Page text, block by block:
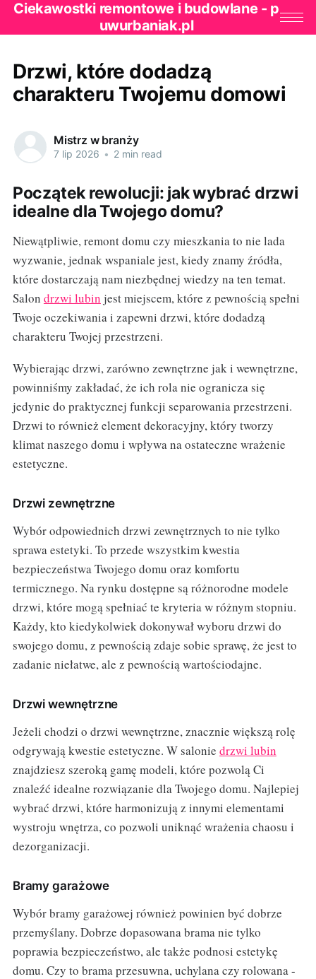
Ciekawostki remontowe i budowlane - p
uwurbaniak.pl
Drzwi, które dodadzą
charakteru Twojemu domowi
Mistrz w branży
7 lip 2026 • 2 min read
Początek rewolucji: jak wybrać drzwi
idealne dla Twojego domu?
Niewątpliwie, remont domu czy mieszkania to nie lada
wyzwanie, jednak wspaniale jest, kiedy znamy źródła,
które dostarczają nam niezbędnej wiedzy na ten temat.
Salon drzwi lubin jest miejscem, które z pewnością spełni
Twoje oczekiwania i zapewni drzwi, które dodadzą
charakteru Twojej przestrzeni.
Wybierając drzwi, zarówno zewnętrzne jak i wewnętrzne,
powinniśmy zakładać, że ich rola nie ogranicza się
jedynie do praktycznej funkcji separowania przestrzeni.
Drzwi to również element dekoracyjny, który tworzy
klimat naszego domu i wpływa na ostateczne wrażenie
estetyczne.
Drzwi zewnętrzne
Wybór odpowiednich drzwi zewnętrznych to nie tylko
sprawa estetyki. To przede wszystkim kwestia
bezpieczeństwa Twojego domu oraz komfortu
termicznego. Na rynku dostępne są różnorodne modele
drzwi, które mogą spełniać te kryteria w różnym stopniu.
Każdy, kto kiedykolwiek dokonywał wyboru drzwi do
swojego domu, z pewnością zdaje sobie sprawę, że jest to
zadanie niełatwe, ale z pewnością wartościodajne.
Drzwi wewnętrzne
Jeżeli chodzi o drzwi wewnętrzne, znacznie większą rolę
odgrywają kwestie estetyczne. W salonie drzwi lubin
znajdziesz szeroką gamę modeli, które pozwolą Ci
znaleźć idealne rozwiązanie dla Twojego domu. Najlepiej
wybrać drzwi, które harmonizują z innymi elementami
wystroju wnętrza, co pozwoli uniknąć wrażenia chaosu i
dezorganizacji.
Bramy garażowe
Wybór bramy garażowej również powinien być dobrze
przemyślany. Dobrze dopasowana brama nie tylko
poprawia bezpieczeństwo, ale także podnosi estetykę
domu. Czy to brama przesuwna, uchylana czy rolowana -